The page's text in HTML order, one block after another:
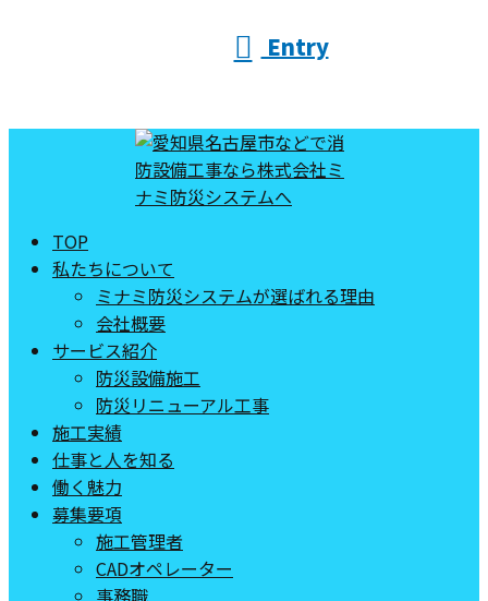
Entry
TOP
私たちについて
ミナミ防災システムが選ばれる理由
会社概要
サービス紹介
防災設備施工
防災リニューアル工事
施工実績
仕事と人を知る
働く魅力
募集要項
施工管理者
CADオペレーター
事務職